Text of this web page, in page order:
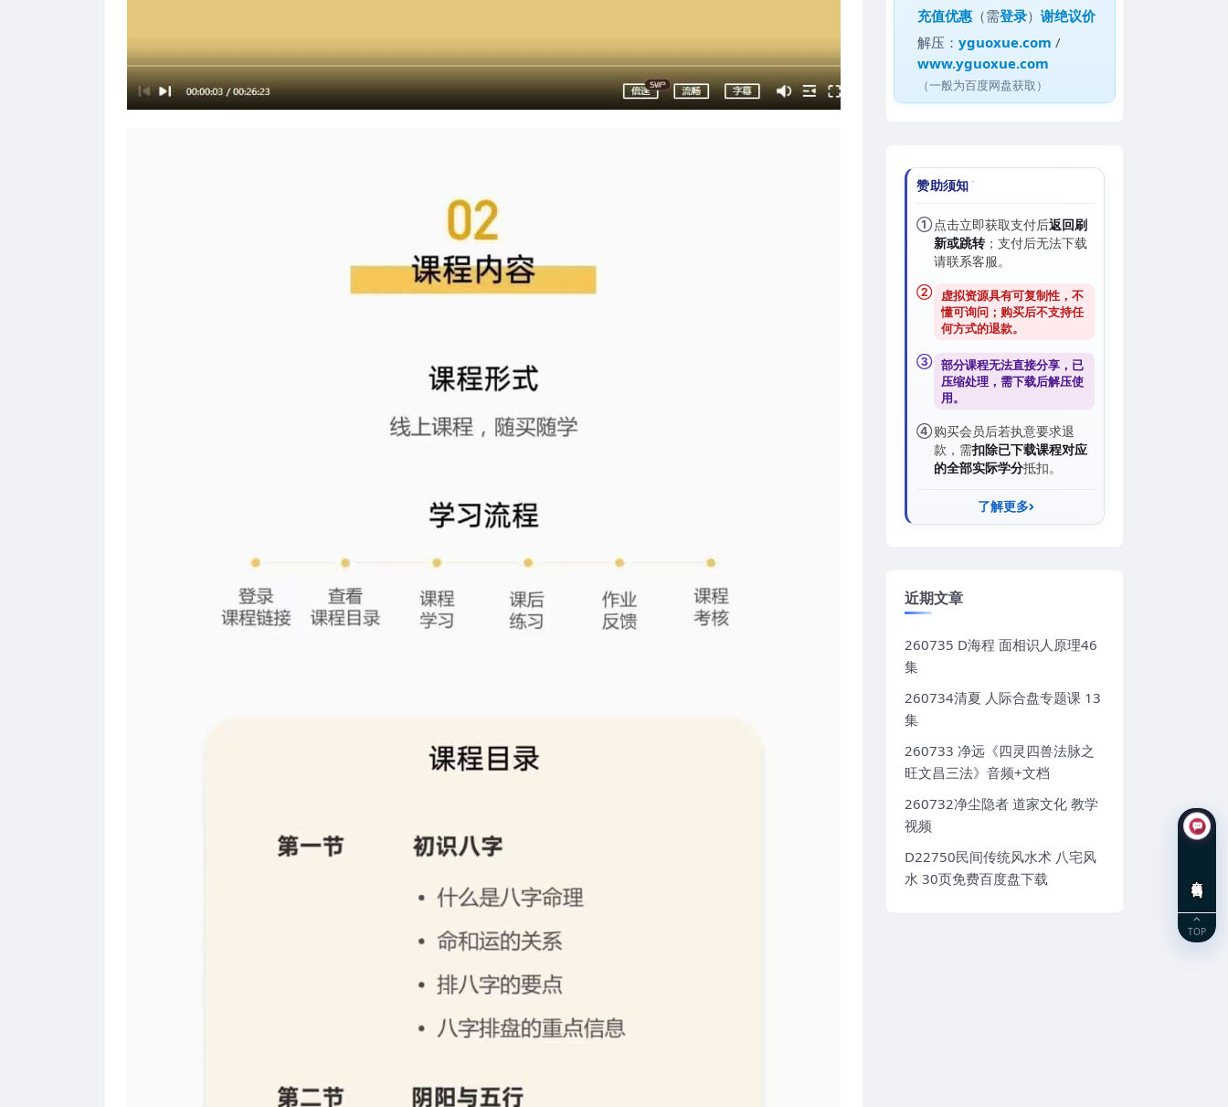
充值优惠 （需登录）谢绝议价
解压：yguoxue.com /
www.yguoxue.com
（一般为百度网盘获取）
赞助须知
①点击立即获取支付后返回刷
新或跳转；支付后无法下载
请联系客服。
②
虚拟资源具有可复制性，不
懂可询问；购买后不支持任
何方式的退款。
③ 部分课程无法直接分享，已
压缩处理，需下载后解压使
用。
④购买会员后若执意要求退
款，需扣除已下载课程对应
的全部实际学分抵扣。
了解更多
近期文章
260735 D海程 面相识人原理46
集
260734清夏 人际合盘专题课 13
集
260733 净远《四灵四兽法脉之
旺文昌三法》音频+文档
260732净尘隐者 道家文化 教学
视频
D22750民间传统风水术 八宅风
水 30页免费百度盘下载
TOP